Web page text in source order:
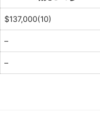
$137,000(10)
–
–